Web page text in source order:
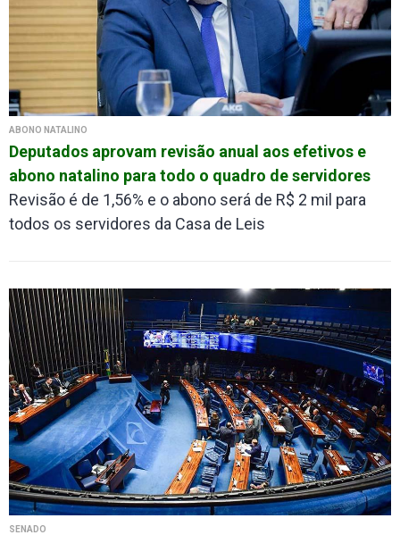
ABONO NATALINO
Deputados aprovam revisão anual aos efetivos e
abono natalino para todo o quadro de servidores
Revisão é de 1,56% e o abono será de R$ 2 mil para
todos os servidores da Casa de Leis
SENADO